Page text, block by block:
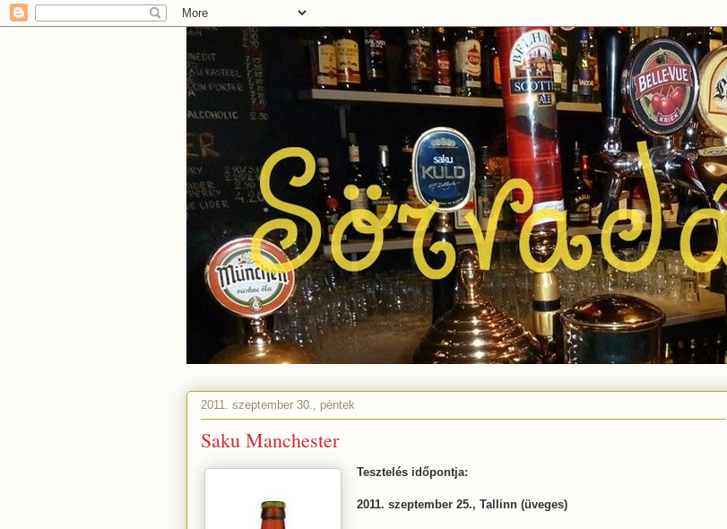
2011. szeptember 30., péntek
Saku Manchester
Tesztelés időpontja:
2011. szeptember 25., Tallinn (üveges)